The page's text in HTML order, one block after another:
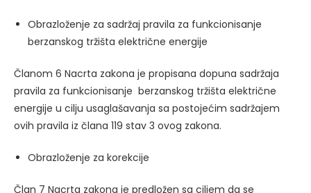
Obrazloženje za sadržaj pravila za funkcionisanje
berzanskog tržišta električne energije
Članom 6 Nacrta zakona je propisana dopuna sadržaja
pravila za funkcionisanje berzanskog tržišta električne
energije u cilju usaglašavanja sa postojećim sadržajem
ovih pravila iz člana 119 stav 3 ovog zakona.
Obrazloženje za korekcije
Član 7 Nacrta zakona je predložen sa ciljem da se